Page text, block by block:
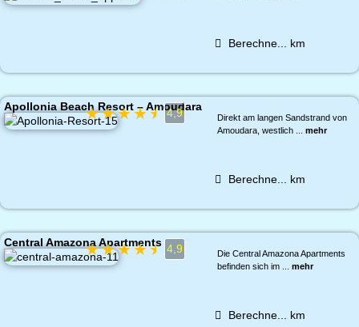
Berechne... km
Apollonia Beach Resort – Amoudara
★★★★★ 4,9
Direkt am langen Sandstrand von
Amoudara, westlich ... mehr
Berechne... km
Central Amazona Apartments
★★★★★ 4,9
Die Central Amazona Apartments
befinden sich im ... mehr
Berechne... km